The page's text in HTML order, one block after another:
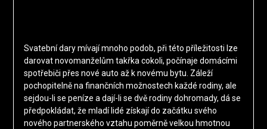
Svatební dary mívají mnoho podob, při této příležitosti lze
darovat novomanželům takřka cokoli, počínaje domácími
spotřebiči přes nové auto až k novému bytu. Záleží
pochopitelně na finančních možnostech každé rodiny, ale
sejdou-li se peníze a dají-li se dvě rodiny dohromady, dá se
předpokládat, že mladí lidé získají do začátku svého
nového partnerského vztahu poměrně velkou hmotnou